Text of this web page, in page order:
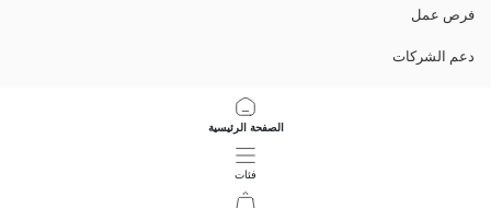
الصفحة الرئيسية
فئات
فرص عمل
دعم الشركات